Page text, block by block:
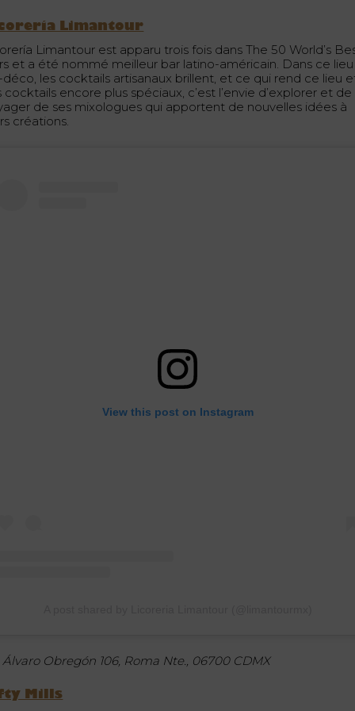
Limantour
Limantour est apparu trois fois dans The 50 World’s
et a été nommé meilleur bar latino-américain. Dans ce lieu
déco, les cocktails artisanaux brillent, et ce qui rend ce lieu
cocktails encore plus spéciaux, c’est l’envie d’explorer et de
de ses mixologues qui apportent de nouvelles idées à
créations.
View this post on Instagram
Álvaro Obregón 106, Roma Nte., 06700 CDMX
Mills